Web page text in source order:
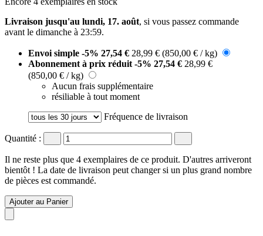
Livraison jusqu'au lundi, 17. août, si vous passez commande
avant le dimanche à 23:59.
Envoi simple -5% 27,54 € 28,99 € (850,00 € / kg)
Abonnement à prix réduit -5% 27,54 € 28,99 €
(850,00 € / kg)
Aucun frais supplémentaire
résiliable à tout moment
Fréquence de livraison
Quantité :
Il ne reste plus que 4 exemplaires de ce produit. D'autres arriveront
bientôt ! La date de livraison peut changer si un plus grand nombre
de pièces est commandé.
Ajouter au Panier